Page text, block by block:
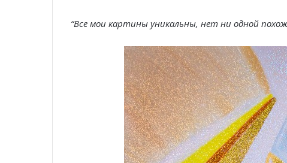
“Все мои картины уникальны, нет ни одной